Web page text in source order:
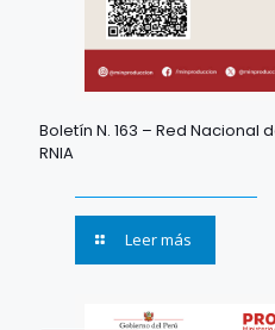
Boletín N. 163 – Red
RNIA
Leer más